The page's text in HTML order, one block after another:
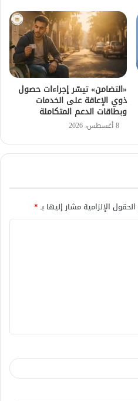
«التضامن» تيسّر إجراءات حصول
ذوي الإعاقة على الخدمات
وبطاقات الدعم المتكاملة
8 أغسطس، 2026
الحقول الإلزامية مشار إليها بـ*